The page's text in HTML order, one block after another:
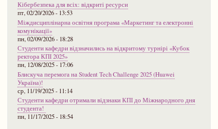
Кібербезпека для всіх: відкриті ресурси
пт, 02/20/2026 - 13:53
Міждисциплінарна освітня програма «Маркетинг та електронні
комунікації»
пн, 02/09/2026 - 18:28
Студенти кафедри відзначились на відкритому турнірі «Кубок
ректора КПІ 2025»
пн, 12/08/2025 - 17:06
Блискуча перемога на Student Tech Challenge 2025 (Huawei
Україна)!
ср, 11/19/2025 - 11:14
Студенти кафедри отримали відзнаки КПІ до Міжнародного дня
студента!
пн, 11/17/2025 - 18:54